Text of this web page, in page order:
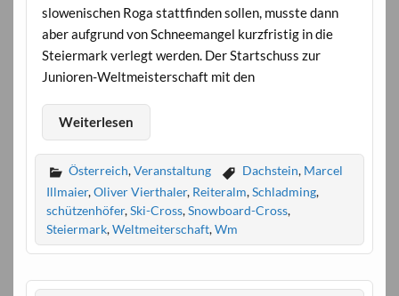
slowenischen Roga stattfinden sollen, musste dann
aber aufgrund von Schneemangel kurzfristig in die
Steiermark verlegt werden. Der Startschuss zur
Junioren-Weltmeisterschaft mit den
Weiterlesen
Österreich,Veranstaltung Dachstein, Marcel
Illmaier,Oliver Vierthaler, Reiteralm,Schladming,
schützenhöfer,Ski-Cross,Snowboard-Cross,
Steiermark,Weltmeiterschaft,Wm